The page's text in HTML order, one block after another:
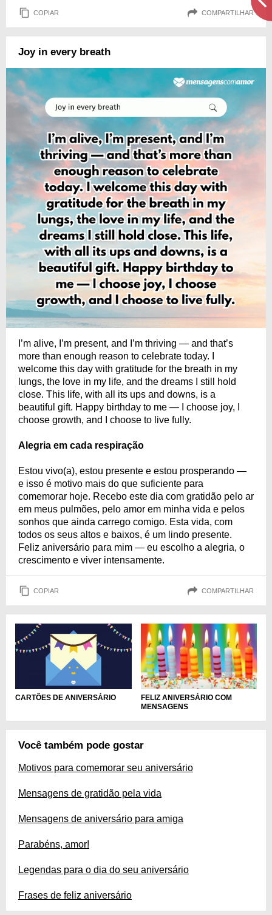
COPIAR COMPARTILHAR
Joy in every breath
I’m alive, I’m present, and I’m thriving — and that’s
more than enough reason to celebrate today. I
welcome this day with gratitude for the breath in my
lungs, the love in my life, and the dreams I still hold
close. This life, with all its ups and downs, is a
beautiful gift. Happy birthday to me — I choose joy, I
choose growth, and I choose to live fully.
Alegria em cada respiração
Estou vivo(a), estou presente e estou prosperando —
e isso é motivo mais do que suficiente para
comemorar hoje. Recebo este dia com gratidão pelo ar
em meus pulmões, pelo amor em minha vida e pelos
sonhos que ainda carrego comigo. Esta vida, com
todos os seus altos e baixos, é um lindo presente.
Feliz aniversário para mim — eu escolho a alegria, o
crescimento e viver intensamente.
COPIAR COMPARTILHAR
CARTÕES DE ANIVERSÁRIO
FELIZ ANIVERSÁRIO COM
MENSAGENS
Você também pode gostar
Motivos para comemorar seu aniversário
Mensagens de gratidão pela vida
Mensagens de aniversário para amiga
Parabéns, amor!
Legendas para o dia do seu aniversário
Frases de feliz aniversário